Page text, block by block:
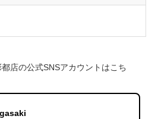
店の公式SNSアカウントはこち